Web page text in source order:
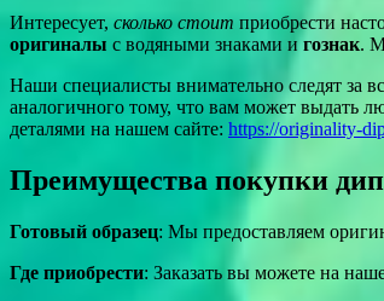
Интересует, сколько стоит приобрести
оригиналы с водяными знаками и гознак.
Наши специалисты внимательно следят за
аналогичного тому, что вам может выдать
деталями на нашем сайте: https://originality-
Преимущества покупки
Готовый образец: Мы предоставляем
Где приобрести: Заказать вы можете на